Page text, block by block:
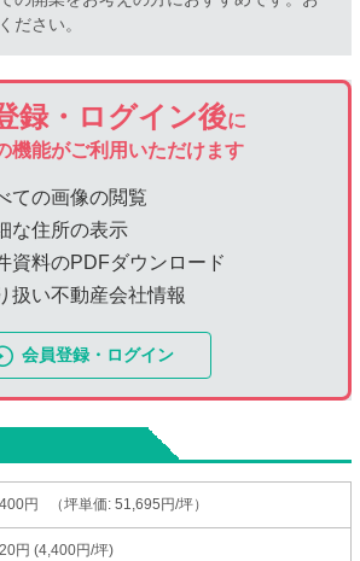
ださい。
録・ログイン後に
機能がご利用いただけます
ての画像の閲覧
な住所の表示
資料のPDFダウンロード
扱い不動産会社情報
会員登録・ログイン
円 （坪単価: 51,695円/坪）
円 (4,400円/坪)